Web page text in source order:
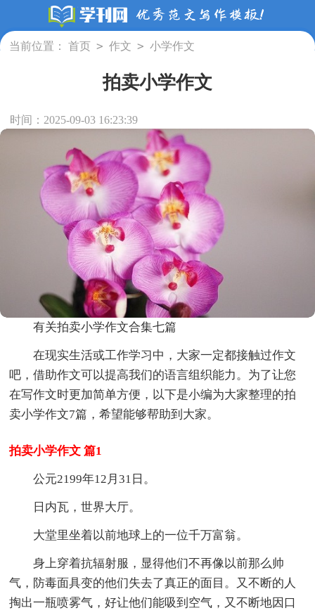
当前位置： 首页 > 作文 > 小学作文
拍卖小学作文
时间：2025-09-03 16:23:39
有关拍卖小学作文合集七篇
在现实生活或工作学习中，大家一定都接触过作文
吧，借助作文可以提高我们的语言组织能力。为了让您
在写作文时更加简单方便，以下是小编为大家整理的拍
卖小学作文7篇，希望能够帮助到大家。
拍卖小学作文 篇1
公元2199年12月31日。
日内瓦，世界大厅。
大堂里坐着以前地球上的一位千万富翁。
身上穿着抗辐射服，显得他们不再像以前那么帅
气，防毒面具变的他们失去了真正的面目。又不断的人
掏出一瓶喷雾气，好让他们能吸到空气，又不断地因口